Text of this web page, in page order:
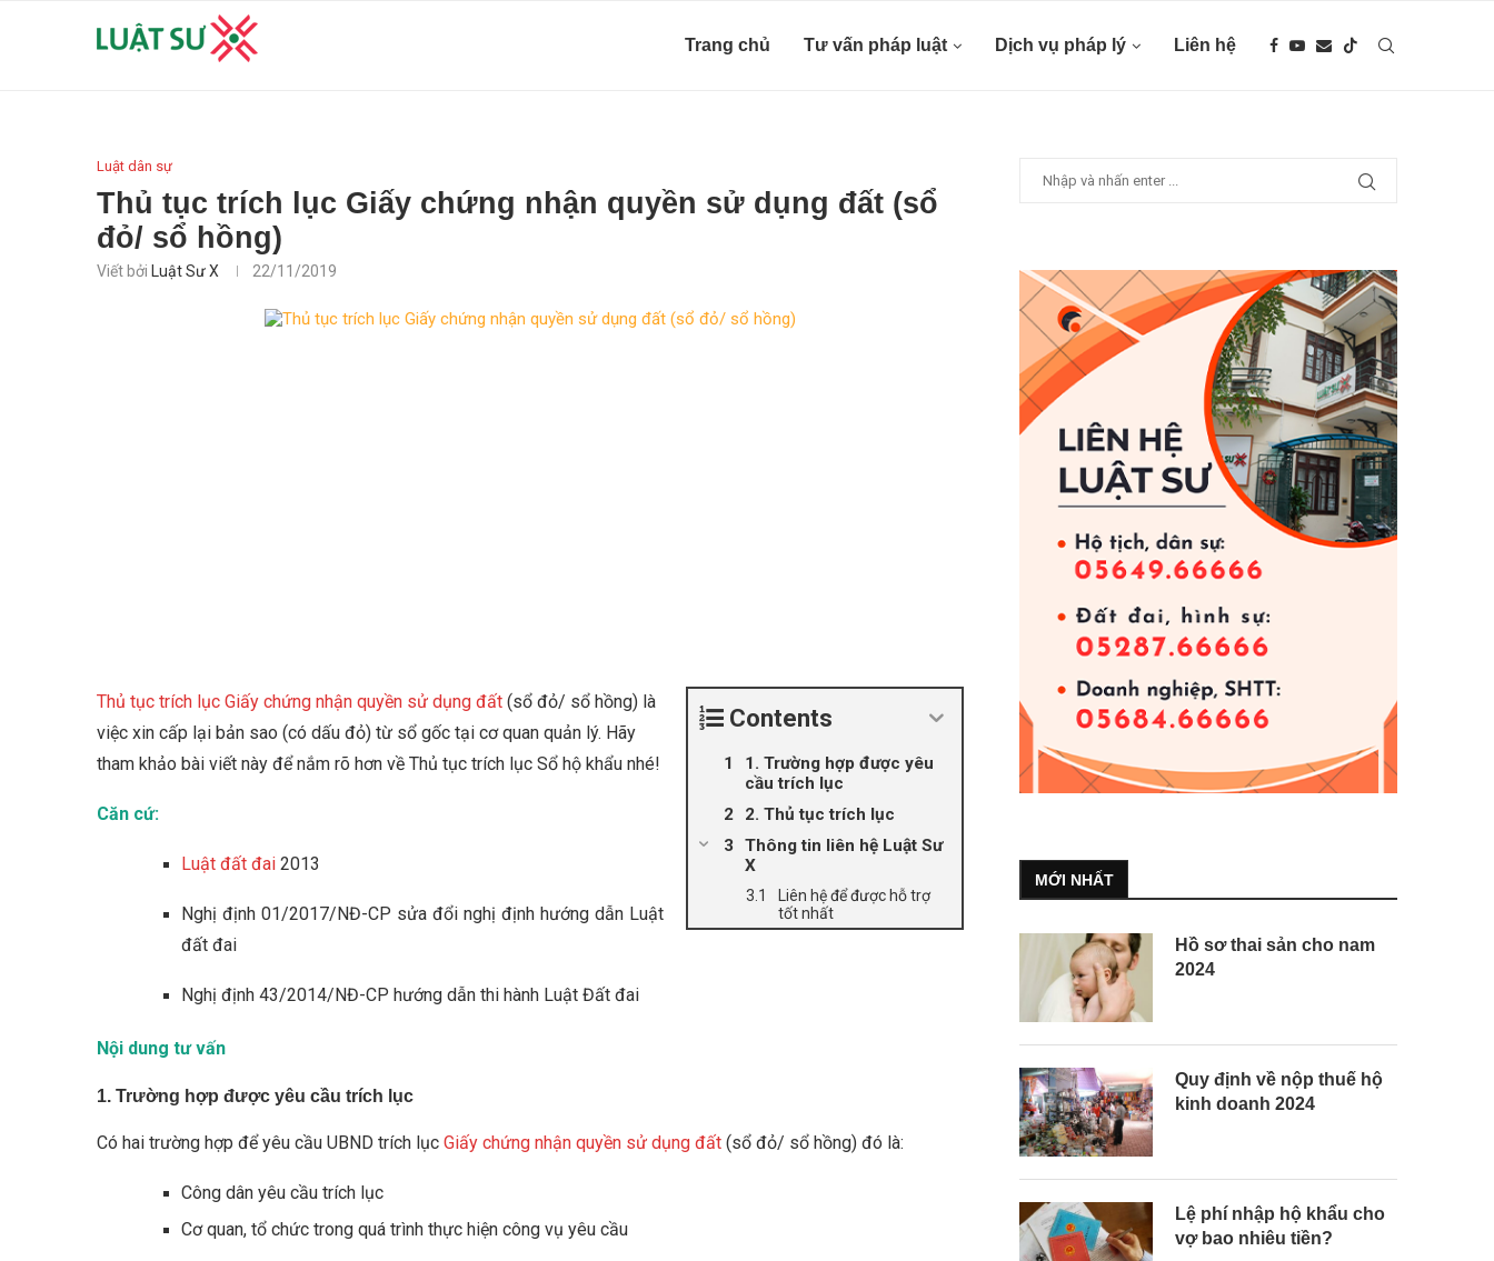
Trang chủ Tư vấn pháp luật Dịch vụ pháp lý Liên hệ
Luật dân sự
Thủ tục trích lục Giấy chứng nhận quyền sử dụng đất (sổ
đỏ/ sổ hồng)
Viết bởi Luật Sư X 22/11/2019
Contents
1. Trường hợp được yêu
cầu trích lục
2. Thủ tục trích lục
Thông tin liên hệ Luật Sư
X
Liên hệ để được hỗ trợ
tốt nhất
Thủ tục trích lục Giấy chứng nhận quyền sử dụng đất (sổ đỏ/ sổ hồng) là
việc xin cấp lại bản sao (có dấu đỏ) từ sổ gốc tại cơ quan quản lý. Hãy
tham khảo bài viết này để nắm rõ hơn về Thủ tục trích lục Sổ hộ khẩu nhé!
Căn cứ:
Luật đất đai 2013
Nghị định 01/2017/NĐ-CP sửa đổi nghị định hướng dẫn Luật
đất đai
Nghị định 43/2014/NĐ-CP hướng dẫn thi hành Luật Đất đai
Nội dung tư vấn
1. Trường hợp được yêu cầu trích lục
Có hai trường hợp để yêu cầu UBND trích lục Giấy chứng nhận quyền sử dụng đất (sổ đỏ/ sổ hồng) đó là:
Công dân yêu cầu trích lục
Cơ quan, tổ chức trong quá trình thực hiện công vụ yêu cầu
MỚI NHẤT
Hồ sơ thai sản cho nam
2024
Quy định về nộp thuế hộ
kinh doanh 2024
Lệ phí nhập hộ khẩu cho
vợ bao nhiêu tiền?